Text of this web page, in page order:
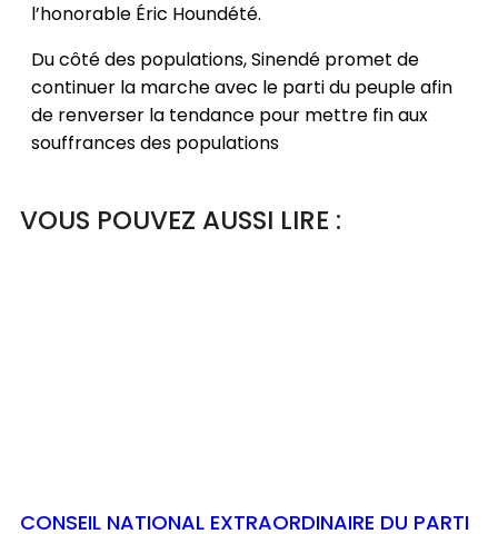
l’honorable Éric Houndété.
Du côté des populations, Sinendé promet de
continuer la marche avec le parti du peuple afin
de renverser la tendance pour mettre fin aux
souffrances des populations
VOUS POUVEZ AUSSI LIRE :
CONSEIL NATIONAL EXTRAORDINAIRE DU PARTI